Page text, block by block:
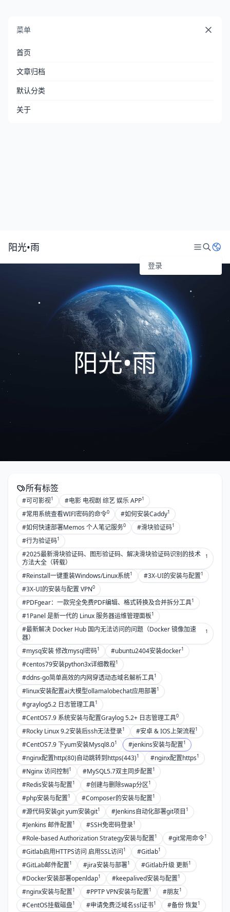
阳光•雨
登录
菜单
首页
文章归档
默认分类
关于
阳光•雨
所有标签
#可可影视1 #电影 电视剧 综艺 娱乐 APP1
#常用系统查看WIFI密码的命令0 #如何安装Caddy1
#如何快速部署Memos 个人笔记服务0 #滑块验证码1
#行为验证码1
#2025最新滑块验证码、图形验证码、解决滑块验证码识别的技术
方法大全（转载）
1
#Reinstall一键重装Windows/Linux系统1 #3X-UI的安装与配置1
#3X-UI的安装与配置 VPN0
#PDFgear：一款完全免费PDF编辑、格式转换及合并拆分工具1
#1Panel 是新一代的 Linux 服务器运维管理面板1
#最新解决 Docker Hub 国内无法访问的问题（Docker 镜像加速
器）
1
#mysq安装 修改mysql密码1 #ubuntu2404安装docker1
#centos79安装python3x详细教程1
#ddns-go简单高效的内网穿透动态域名解析工具1
#linux安装配置ai大模型ollamalobechat应用部署1
#graylog5.2 日志管理工具1
#CentOS7.9 系统安装与配置Graylog 5.2+ 日志管理工具0
#Rocky Linux 9.2安装后ssh无法登录1 #安卓 & IOS上架流程1
#CentOS7.9 下yum安装Mysql8.01 #jenkins安装与配置1
#nginx配置http(80)自动跳转到https(443)1 #nginx配置https1
#Nginx 访问控制1 #MySQL5.7双主同步配置1
#Redis安装与配置1 #创建与删除swap分区1
#php安装与配置1 #Composer的安装与配置1
#源代码安装git yum安装git1 #Jenkins自动化部署git项目 1
#Jenkins 邮件配置1 #SSH免密码登录1
#Role-based Authorization Strategy安装与配置1 #git常用命令1
#Gitlab启用HTTPS访问 启用SSL访问1 #Gitlab1
#GitLab邮件配置1 #jira安装与部署1 #Gitlab升级 更新1
#Docker安装部署openldap1 #keepalived安装与配置1
#nginx安装与配置1 #PPTP VPN安装与配置1 #朋友1
#CentOS挂载磁盘1 #申请免费泛域名ssl证书1 #备份 恢复1